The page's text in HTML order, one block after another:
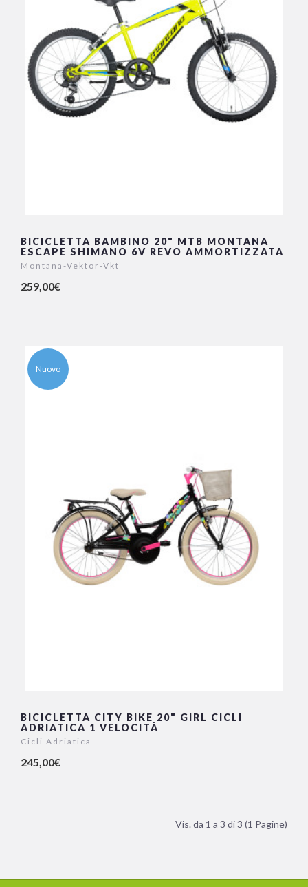
BICICLETTA BAMBINO 20" MTB MONTANA
ESCAPE SHIMANO 6V REVO AMMORTIZZATA
Montana-Vektor-Vkt
259,00€
Nuovo
BICICLETTA CITY BIKE 20" GIRL CICLI
ADRIATICA 1 VELOCITÀ
Cicli Adriatica
245,00€
Vis. da 1 a 3 di 3 (1 Pagine)